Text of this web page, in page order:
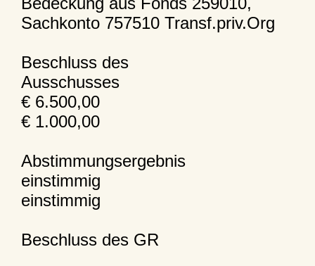
Sachkonto 757510 Transf.priv.Org
Beschluss des
Ausschusses
€ 6.500,00
€ 1.000,00
Abstimmungsergebnis
einstimmig
einstimmig
Beschluss des GR